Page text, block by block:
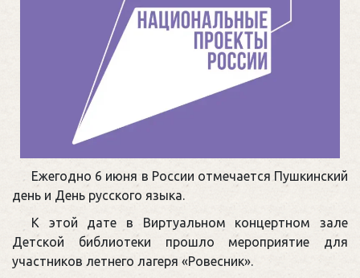
Ежегодно 6 июня в России отмечается Пушкинский
день и День русского языка.
К этой дате в Виртуальном концертном зале
Детской библиотеки прошло мероприятие для
участников летнего лагеря «Ровесник».